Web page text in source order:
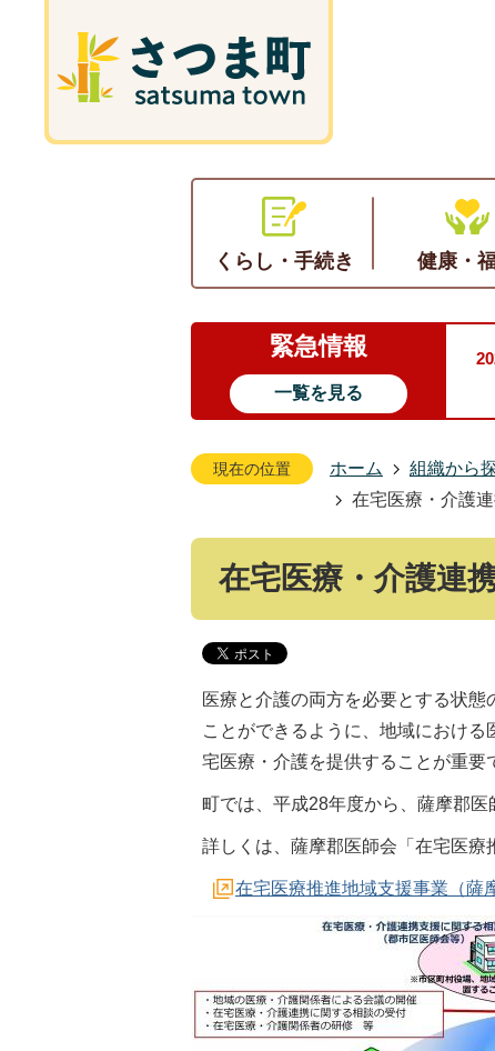
くらし・手続き 健康・
緊急情報
一覧を見る
現在の位置 ホーム 組織から
在宅医療・介護
在宅医療・介護連
医療と介護の両方を必要とする状
ことができるように、地域におけ
宅医療・介護を提供することが重要
町では、平成28年度から、薩摩郡医
詳しくは、薩摩郡医師会「在宅医療
在宅医療推進地域支援事業（薩